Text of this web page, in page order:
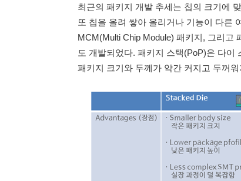
최근의 패키지 개발 추세는 칩의 크기에
또 칩을 올려 쌓아 올리거나 기능이 다른
MCM(Multi Chip Module) 패키지, 그리고
도 개발되었다. 패키지 스택(PoP)은 다이
패키지 크기와 두께가 약간 커지고 두꺼